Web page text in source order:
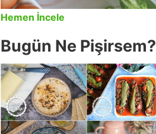
Hemen İncele
Bugün Ne Pişirsem?